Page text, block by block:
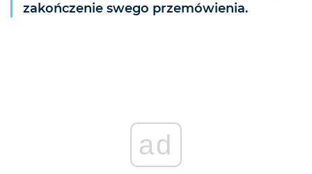
zakończenie swego przemówienia.
ad